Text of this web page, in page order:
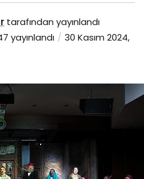
tarafından yayınlandı
yayınlandı
30 Kasım 2024,